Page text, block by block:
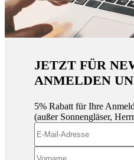
JETZT FÜR
ANMELDEN
5% Rabatt für Ihre
(außer Sonnengläser,